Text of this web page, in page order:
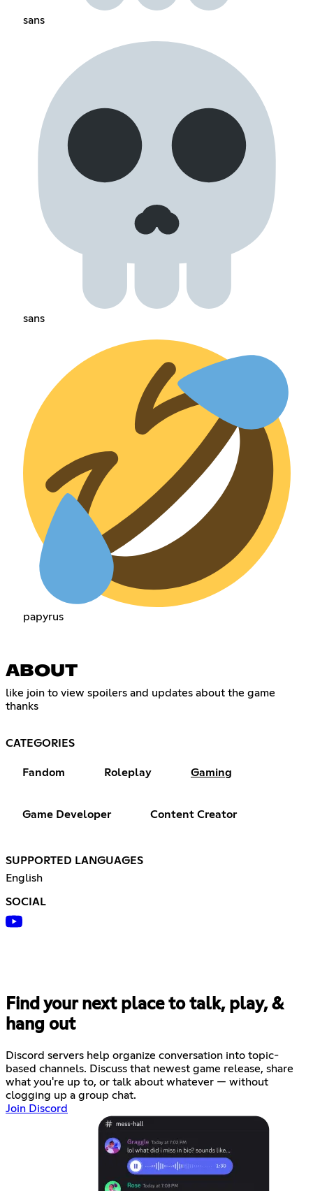
sans‎ ‎ ‎ ‎
sans‎ ‎ ‎‎
papyrus‎ ‎
ABOUT
like join to view spoilers and updates about the game
thanks ‎ ‎ ‎ ‎ ‎ ‎ ‎ ‎ ‎ ‎ ‎ ‎ ‎ ‎ ‎ ‎ ‎ ‎ ‎ ‎ ‎ ‎ ‎ ‎ ‎ ‎ ‎ ‎ ‎ ‎ ‎ ‎ ‎ ‎ ‎ ‎ ‎ ‎ ‎ ‎ ‎ ‎ ‎ ‎ ‎ ‎ ‎ ‎ ‎ ‎ ‎ ‎ ‎ ‎ ‎ ‎ ‎ ‎ ‎ ‎ ‎ ‎ ‎ ‎ ‎ ‎ ‎ ‎ ‎ ‎ ‎ ‎ ‎ ‎ ‎ ‎ ‎ ‎ ‎ ‎ ‎ ‎ ‎ ‎ ‎ ‎ ‎ ‎ ‎ ‎ ‎ ‎ ‎ ‎ ‎ ‎
CATEGORIES
Fandom Roleplay Gaming
Game Developer Content Creator
SUPPORTED LANGUAGES
English
SOCIAL
Find your next place to talk, play, &
hang out
Discord servers help organize conversation into topic-
based channels. Discuss that newest game release, share
what you're up to, or talk about whatever — without
clogging up a group chat.
Join Discord